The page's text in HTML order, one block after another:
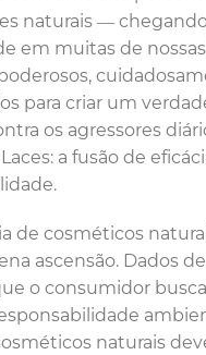
naturais — chegando
em muitas de
para criar um
os agressores
a fusão de
de cosméticos
ascensão. Dados
o consumidor
naturais